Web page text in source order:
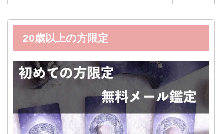
20歳以上の方限定